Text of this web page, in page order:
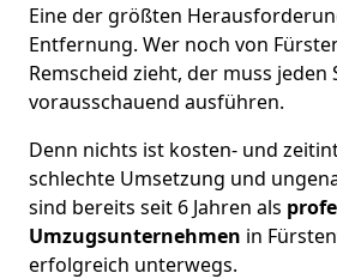
Eine der größten
Entfernung. Wer noch von
Remscheid zieht, der muss jeden
vorausschauend ausführen.
Denn nichts ist kosten- und
schlechte Umsetzung und
sind bereits seit 6 Jahren als
Umzugsunternehmen in
erfolgreich unterwegs.